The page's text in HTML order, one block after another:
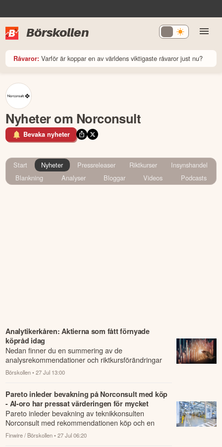
Börskollen
Råvaror: Varför är koppar en av världens viktigaste råvaror just nu?
Nyheter om Norconsult
Bevaka nyheter
Start Nyheter Pressreleaser Riktkurser
Insynshandel
Blankning
Analyser Bloggar Videos Podcasts
Analytikerkåren: Aktierna som fått förnyade
köpråd idag
Nedan finner du en summering av de
analysrekommendationer och riktkursförändringar
som har rapporterats om idag den 27 juli.
Börskollen • 27 Jul 13:00
Pareto inleder bevakning på Norconsult med köp
- AI-oro har pressat värderingen för mycket
Pareto inleder bevakning av teknikkonsulten
Norconsult med rekommendationen köp och en
riktkurs på 50 norska kronor, motsvarande en
uppsida ...
Finwire / Börskollen • 27 Jul 06:20